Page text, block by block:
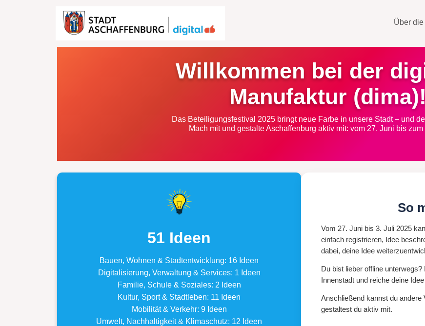
Über die
Willkommen bei der
Manufaktur (dima)!
Das Beteiligungsfestival 2025 bringt neue Farbe in unsere Stadt – und
Mach mit und gestalte Aschaffenburg aktiv mit: vom 27. Juni bis zum
51 Ideen
Bauen, Wohnen & Stadtentwicklung: 16 Ideen
Digitalisierung, Verwaltung & Services: 1 Ideen
Familie, Schule & Soziales: 2 Ideen
Kultur, Sport & Stadtleben: 11 Ideen
Mobilität & Verkehr: 9 Ideen
Umwelt, Nachhaltigkeit & Klimaschutz: 12 Ideen
So
Vom 27. Juni bis 3. Juli 2025
einfach registrieren, Idee
dabei, deine Idee
Du bist lieber offline
Innenstadt und reiche deine
Anschließend kannst du
gestaltest du aktiv mit.